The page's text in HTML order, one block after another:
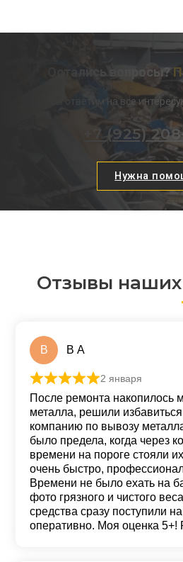
Остались вопросы?
Мы ответим на все
+7 (925)
Нужна
Отзывы наших
В В А
Оценка из 5
2 января
После ремонта накопилось
металла, решили
компанию по вывозу
было предела, когда через
времени на пороге стояли
очень быстро,
Времени не было ехать на
фото грязного и чистого
средства сразу поступили
оперативно. Моя оценка 5+!